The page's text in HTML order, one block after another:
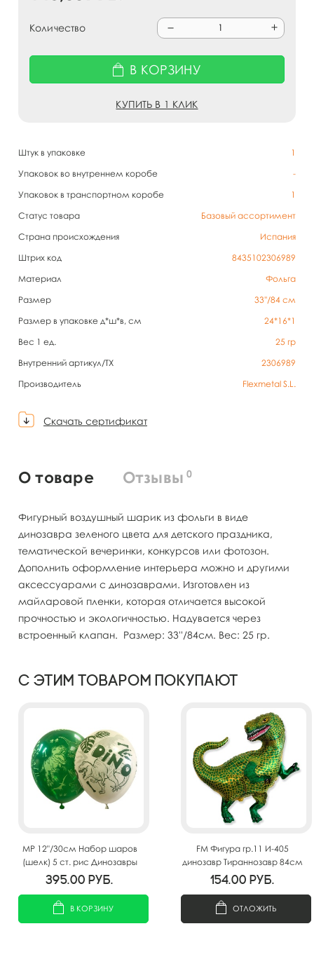
Штук в упаковке
1
Упаковок во внутреннем коробе
-
Упаковок в транспортном коробе
1
Статус товара
Базовый ассортимент
Страна происхождения
Испания
Штрих код
8435102306989
Материал
Фольга
Размер
33''/84 см
Размер в упаковке д*ш*в, см
24*16*1
Вес 1 ед.
25 гр
Внутренний артикул/TX
2306989
Производитель
Flexmetal S.L.
Скачать сертификат
Количество
В КОРЗИНУ
КУПИТЬ В 1 КЛИК
О товаре Отзывы 0
Фигурный воздушный шарик из фольги в виде
динозавра зеленого цвета для детского праздника,
тематической вечеринки, конкурсов или фотозон.
Дополнить оформление интерьера можно и другими
аксессуарами с динозаврами. Изготовлен из
майларовой пленки, которая отличается высокой
прочностью и экологичностью. Надувается через
встроенный клапан. Размер: 33''/84см. Вес: 25 гр.
С этим товаром покупают
MP 12"/30см Набор шаров
(шелк) 5 ст. рис Динозавры
25шт
395.00 руб.
В КОРЗИНУ
FM Фигура гр.11 И-405
динозавр Тираннозавр 84см
X 82см
154.00 руб.
ОТЛОЖИТЬ